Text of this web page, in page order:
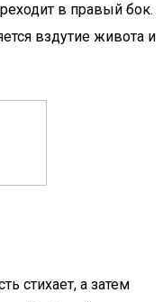
в правый бок.
вздутие живота и
стихает, а затем